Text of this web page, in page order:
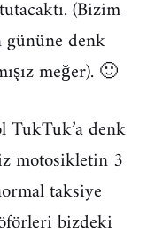
(Bizim
gününe denk
meğer). 🙂
TukTuk’a denk
motosikletin 3
taksiye
bizdeki